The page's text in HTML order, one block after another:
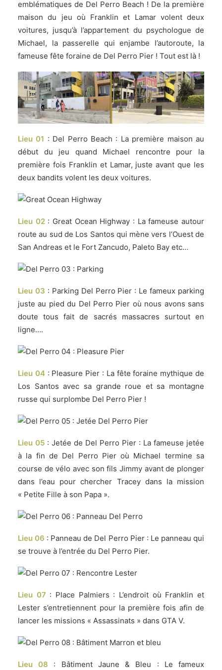
emblématiques de Del Perro Beach ! De la première
maison du jeu où Franklin et Lamar volent deux
voitures, jusqu’à l’appartement du psychologue de
Michael, la passerelle qui enjambe l’autoroute, la
fameuse fête foraine de Del Perro Pier ! Tout est là !
Lieu 01 : Del Perro Beach : La première maison au
début du jeu quand Michael rencontre pour la
première fois Franklin et Lamar, juste avant que les
deux bandits volent les deux voitures.
Lieu 02: Great Ocean Highway : La fameuse autour
route au sud de Los Santos qui mène vers l’Ouest de
San Andreas et le Fort Zancudo, Paleto Bay etc…
Lieu 03 : Parking Del Perro Pier : Le fameux parking
juste au pied du Del Perro Pier où nous avons sans
doute tous fait de sacrés massacres surtout en
ligne….
Lieu 04: Pleasure Pier : La fête foraine mythique de
Los Santos avec sa grande roue et sa montagne
russe qui surplombe Del Perro Pier !
Lieu 05 : Jetée de Del Perro Pier : La fameuse jetée
à la fin de Del Perro Pier où Michael termine sa
course de vélo avec son fils Jimmy avant de plonger
dans l’eau pour chercher Tracey dans la mission
« Petite Fille à son Papa ».
Lieu 06 : Panneau de Del Perro Pier : Le panneau qui
se trouve à l’entrée du Del Perro Pier.
Lieu 07 : Place Palmiers : L’endroit où Franklin et
Lester s’entretiennent pour la première fois afin de
lancer les missions « Assassinats » dans GTA V.
Lieu 08 : Bâtiment Jaune & Bleu : Le fameux